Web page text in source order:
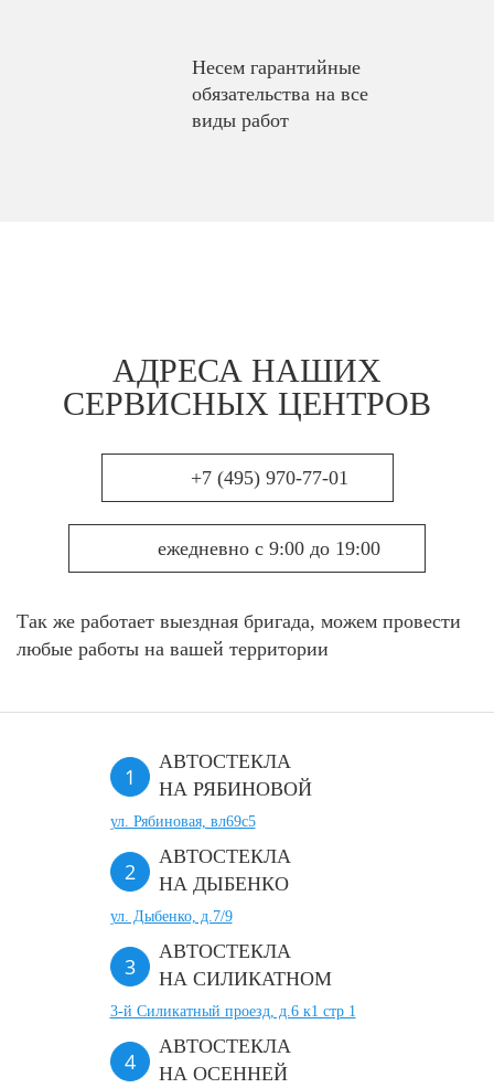
Несем гарантийные
обязательства на все
виды работ
АДРЕСА НАШИХ
СЕРВИСНЫХ ЦЕНТРОВ
+7 (495) 970-77-01
ежедневно с 9:00 до 19:00
Так же работает выездная бригада, можем провести
любые работы на вашей территории
АВТОСТЕКЛА
НА РЯБИНОВОЙ
ул. Рябиновая, вл69с5
АВТОСТЕКЛА
НА ДЫБЕНКО
ул. Дыбенко, д.7/9
АВТОСТЕКЛА
НА СИЛИКАТНОМ
3-й Силикатный проезд, д.6 к1 стр 1
АВТОСТЕКЛА
НА ОСЕННЕЙ